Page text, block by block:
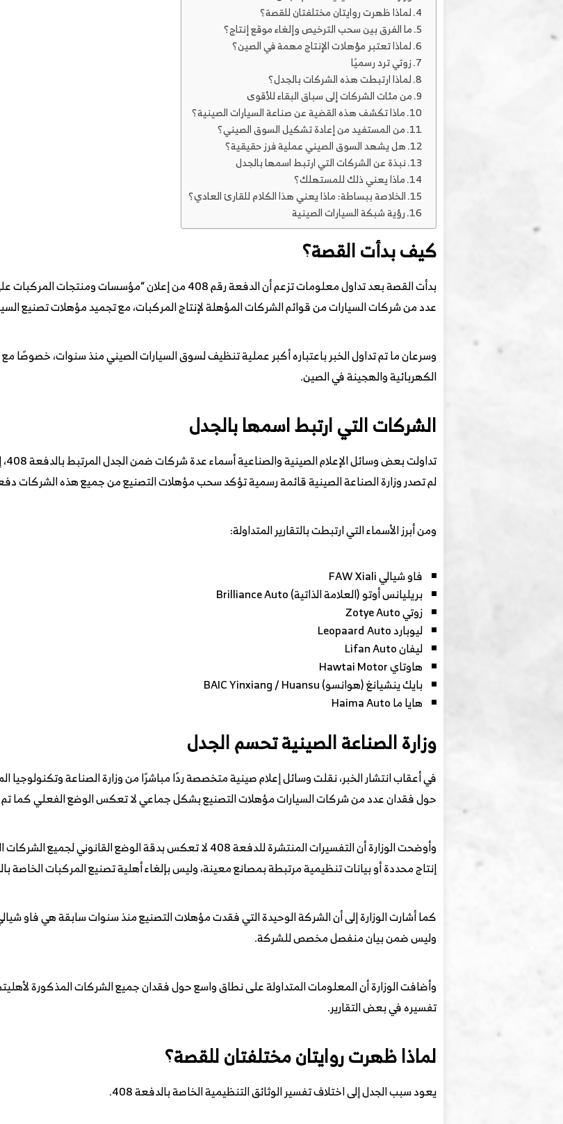
لماذا ظهرت روايتان مختلفتان للقصة؟
ما الفرق بين سحب الترخيص وإلغاء موقع إنتاج؟
لماذا تعتبر مؤهلات الإنتاج مهمة في الصين؟
زوتي ترد رسميًا
لماذا ارتبطت هذه الشركات بالجدل؟
من مئات الشركات إلى سباق البقاء للأقوى
ماذا تكشف هذه القضية عن صناعة السيارات الصينية؟
من المستفيد من إعادة تشكيل السوق الصيني؟
هل يشهد السوق الصيني عملية فرز حقيقية؟
نبذة عن الشركات التي ارتبط اسمها بالجدل
ماذا يعني ذلك للمستهلك؟
الخلاصة ببساطة: ماذا يعني هذا الكلام للقارئ العادي؟
رؤية شبكة السيارات الصينية
كيف بدأت القصة؟
بدأت القصة بعد تداول معلومات تزعم أن الدفعة رقم 408 من
عدد من شركات السيارات من قوائم الشركات المؤهلة لإنتاج المركبات، مع تجميد مؤهلات تصنيع
وسرعان ما تم تداول الخبر باعتباره أكبر عملية تنظيف لسوق السيارات الصيني منذ سنوات، خصوصًا
الكهربائية والهجينة في الصين.
الشركات التي ارتبط اسمها بالجدل
لم تصدر وزارة الصناعة الصينية قائمة رسمية تؤكد سحب مؤهلات التصنيع من جميع هذه الشركات
ومن أبرز الأسماء التي ارتبطت بالتقارير المتداولة:
فاو شيالي FAW Xiali
بريليانس أوتو (العلامة الذاتية) Brilliance Auto
زوتي Zotye Auto
ليوبارد Leopaard Auto
ليفان Lifan Auto
هاوتاي Hawtai Motor
بايك ينشيانغ (هوانسو) BAIC Yinxiang / Huansu
هايا ما Haima Auto
وزارة الصناعة الصينية تحسم الجدل
في أعقاب انتشار الخبر، نقلت وسائل إعلام صينية متخصصة ردًا مباشرًا من وزارة الصناعة وتكنولوجيا
حول فقدان عدد من شركات السيارات مؤهلات التصنيع بشكل جماعي لا تعكس الوضع الفعلي كما تم
وأوضحت الوزارة أن التفسيرات المنتشرة للدفعة 408 لا تعكس بدقة
إنتاج محددة أو بيانات تنظيمية مرتبطة بمصانع معينة، وليس بإلغاء أهلية تصنيع المركبات الخاصة
كما أشارت الوزارة إلى أن الشركة الوحيدة التي فقدت مؤهلات التصنيع منذ سنوات سابقة هي فاو
وليس ضمن بيان منفصل مخصص للشركة.
وأضافت الوزارة أن المعلومات المتداولة على نطاق واسع حول فقدان جميع الشركات المذكورة
تفسيره في بعض التقارير.
لماذا ظهرت روايتان مختلفتان للقصة؟
يعود سبب الجدل إلى اختلاف تفسير الوثائق التنظيمية الخاصة بالدفعة 408.